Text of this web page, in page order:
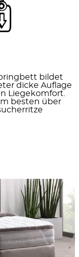
bildet
dicke Auflage
Liegekomfort.
besten über